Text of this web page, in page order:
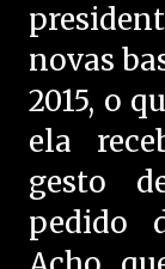
novas
2015, o
ela
gesto
pedido